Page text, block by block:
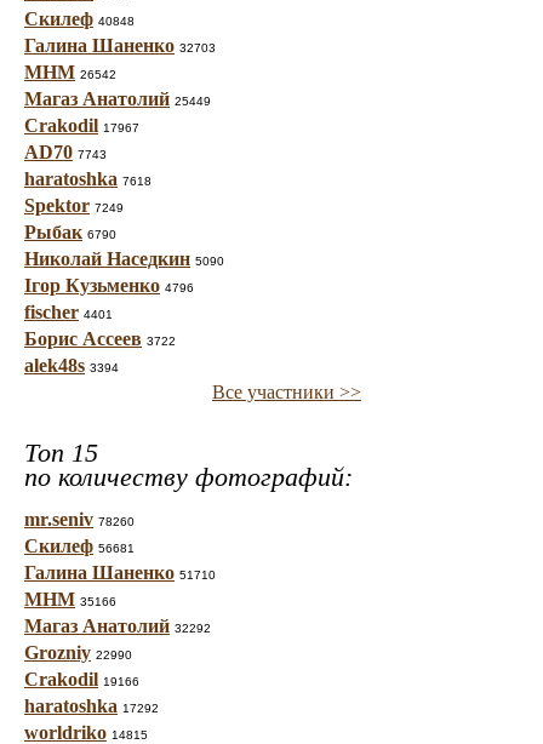
Скилеф 40848
Галина Шаненко 32703
МНМ 26542
Магаз Анатолий 25449
Crakodil 17967
AD70 7743
haratoshka 7618
Spektor 7249
Рыбак 6790
Николай Наседкин 5090
Ігор Кузьменко 4796
fischer 4401
Борис Ассеев 3722
alek48s 3394
Все участники >>
Топ 15
по количеству фотографий:
mr.seniv 78260
Скилеф 56681
Галина Шаненко 51710
МНМ 35166
Магаз Анатолий 32292
Grozniy 22990
Crakodil 19166
haratoshka 17292
worldriko 14815